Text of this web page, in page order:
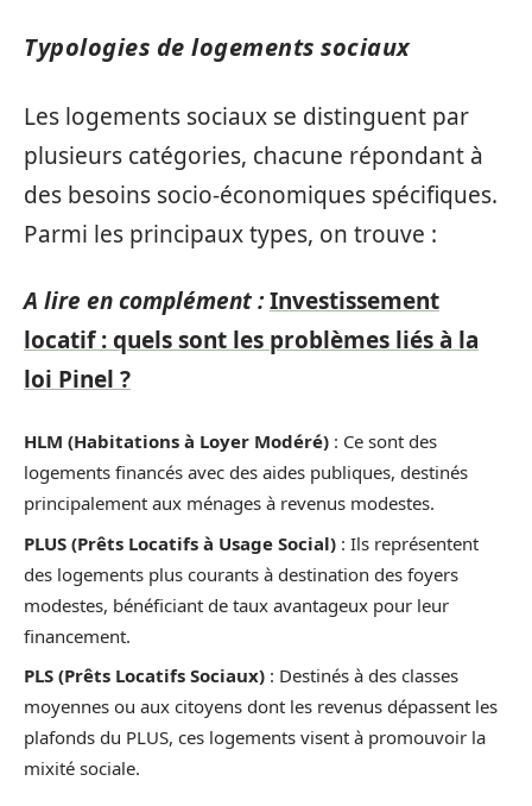
Typologies de logements sociaux
Les logements sociaux se distinguent par
plusieurs catégories, chacune répondant à
des besoins socio-économiques spécifiques.
Parmi les principaux types, on trouve :
A lire en complément :Investissement
locatif : quels sont les problèmes liés à la
loi Pinel ?
HLM (Habitations à Loyer Modéré) : Ce sont des
logements financés avec des aides publiques, destinés
principalement aux ménages à revenus modestes.
PLUS (Prêts Locatifs à Usage Social) : Ils représentent
des logements plus courants à destination des foyers
modestes, bénéficiant de taux avantageux pour leur
financement.
PLS (Prêts Locatifs Sociaux) : Destinés à des classes
moyennes ou aux citoyens dont les revenus dépassent les
plafonds du PLUS, ces logements visent à promouvoir la
mixité sociale.